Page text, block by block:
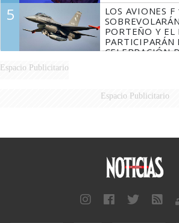
5
LOS AVIONES F
PORTEÑO Y EL
PARTICIPARÁN
CELEBRACIÓN
Espacio Publicitario
Espacio Publicitario